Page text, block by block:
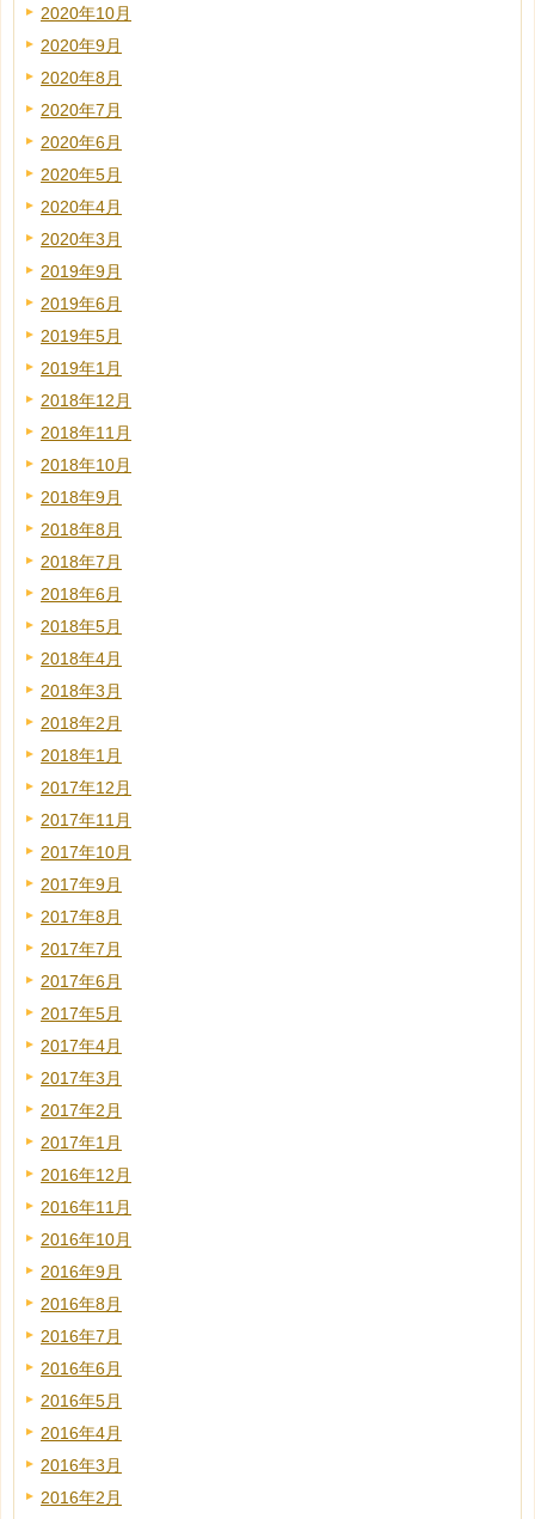
2020年10月
2020年9月
2020年8月
2020年7月
2020年6月
2020年5月
2020年4月
2020年3月
2019年9月
2019年6月
2019年5月
2019年1月
2018年12月
2018年11月
2018年10月
2018年9月
2018年8月
2018年7月
2018年6月
2018年5月
2018年4月
2018年3月
2018年2月
2018年1月
2017年12月
2017年11月
2017年10月
2017年9月
2017年8月
2017年7月
2017年6月
2017年5月
2017年4月
2017年3月
2017年2月
2017年1月
2016年12月
2016年11月
2016年10月
2016年9月
2016年8月
2016年7月
2016年6月
2016年5月
2016年4月
2016年3月
2016年2月